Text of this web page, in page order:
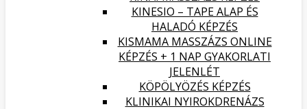
KINESIO – TAPE ALAP ÉS
HALADÓ KÉPZÉS
KISMAMA MASSZÁZS ONLINE
KÉPZÉS + 1 NAP GYAKORLATI
JELENLÉT
KÖPÖLYÖZÉS KÉPZÉS
KLINIKAI NYIROKDRENÁZS